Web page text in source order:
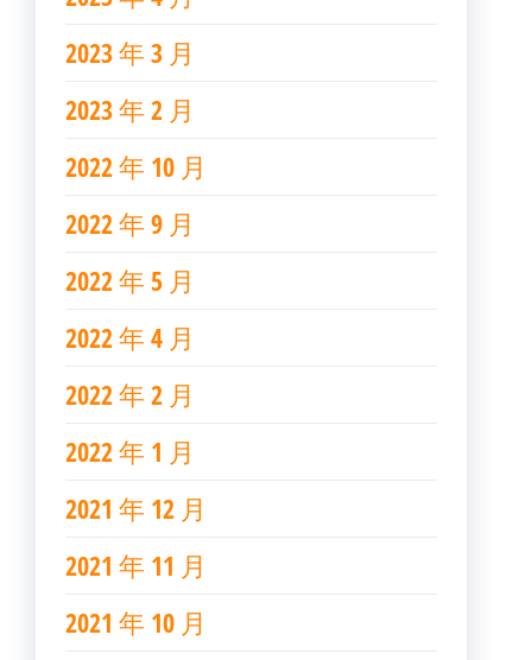
2023 年 3 月
2023 年 2 月
2022 年 10 月
2022 年 9 月
2022 年 5 月
2022 年 4 月
2022 年 2 月
2022 年 1 月
2021 年 12 月
2021 年 11 月
2021 年 10 月